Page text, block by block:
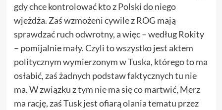
gdy chce kontrolować kto z Polski do niego
wjeżdża. Zaś wzmożeni cywile z ROG mają
sprawdzać ruch odwrotny, a więc – według Rokity
– pomijalnie mały. Czyli to wszystko jest aktem
politycznym wymierzonym w Tuska, którego to ma
osłabić, zaś żadnych podstaw faktycznych tu nie
ma. W związku z tym nie ma się co martwić, Merz
ma rację, zaś Tusk jest ofiarą olania tematu przez